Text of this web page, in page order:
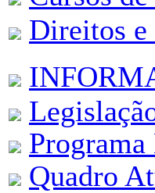
Direitos e
Quadro